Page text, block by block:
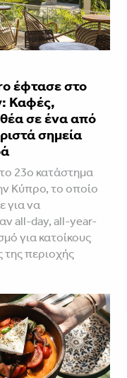
έφτασε στο
Καφές,
σε ένα από
σημεία
23ο κατάστημα
Κύπρο, το οποίο
για να
all-day, all-year-
για κατοίκους
της περιοχής